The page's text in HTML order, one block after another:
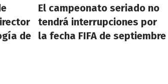
de
El campeonato seriado no
tendrá interrupciones por
la fecha FIFA de septiembre